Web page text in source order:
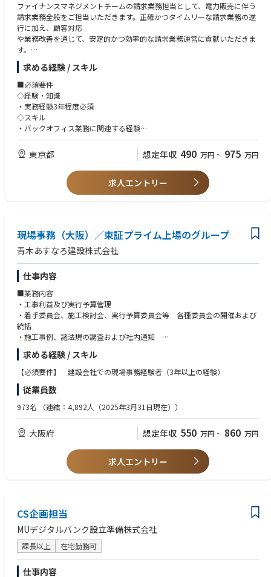
ファイナンスマネジメントチームの請求業務担当として、電力販売に伴う
請求業務全般をご担当いただきます。正確かつタイムリーな請求業務の遂
行に加え、顧客対応
や業務改善を通じて、安定的かつ効率的な請求業務運営に貢献いただきま
す。
具体的な業務内容
1. 正確かつタイムリーな請求業務
・電力取引データに基づく請求書の作成
・請求書の発行・送付および進捗管理
・請求関連データの確認および管理
2. 顧客対応
・請求内容の確認・調整に関する顧客対応
・関連部署と連携した請求関連事項への対応
3. 請求業務の効率化
・請求業務フローの見直しおよび改善提案
・業務効率化・品質向上に向けた施策の推進
・チーム内外の関係者との連携・調整業務
・その他、上記業務に付随する関連業務
求める経験 / スキル
■必須要件
◇経験・知識
・実務経験3年程度必須
◇スキル
・バックオフィス業務に関連する経験
・中級レベルの英語力
・Microsoft Word、Excelを含むMS Officeツールの操作スキル
◇マインド面
・自律的に業務を遂行できること。ハンズオンで仕事をすることに抵抗の
無い方。臨機応変に対応いただける方
・優れたコミュニケーション能力と異文化理解力
■歓迎要件
◇経験・知識
・小売電気事業者または電力取引会社での勤務経験があれば尚可
◇スキル
・PC操作に習熟していることが望ましい
東京都 想定年収 490 万円 ~ 975 万円
求人エントリー
現場事務（大阪）／東証プライム上場のグループ
青木あすなろ建設株式会社
仕事内容
■業務内容
・工事利益及び実行予算管理
・着手委員会、施工検討会、実行予算委員会等 各種委員会の開催および
統括
・施工事例、諸法規の調査および社内通知
・データ入力業務
・会議準備
・電話対応、来客対応
求める経験 / スキル
【必須要件】 建設会社での現場事務経験者（3年以上の経験）
従業員数
973名 （連結：4,892人（2025年3月31日現在））
大阪府 想定年収 550 万円 ~ 860 万円
求人エントリー
CS企画担当
MUデジタルバンク設立準備株式会社
課長以上 在宅勤務可
仕事内容